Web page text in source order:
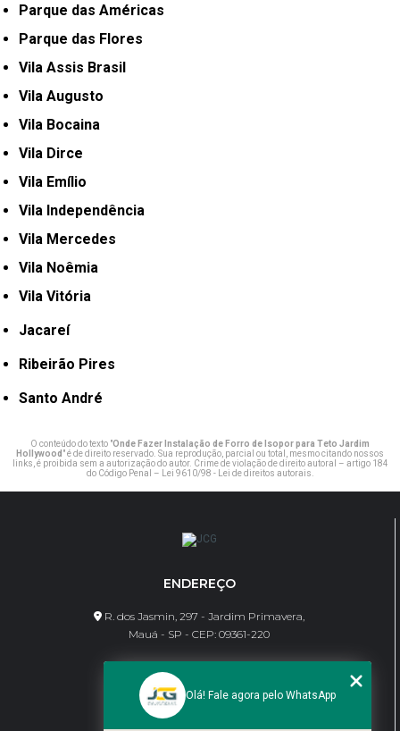
Parque das Américas
Parque das Flores
Vila Assis Brasil
Vila Augusto
Vila Bocaina
Vila Dirce
Vila Emílio
Vila Independência
Vila Mercedes
Vila Noêmia
Vila Vitória
Jacareí
Ribeirão Pires
Santo André
O conteúdo do texto "Onde Fazer Instalação de Forro de Isopor para Teto Jardim
Hollywood " é de direito reservado. Sua reprodução, parcial ou total, mesmo citando nossos
links, é proibida sem a autorização do autor. Crime de violação de direito autoral – artigo 184
do Código Penal –
Lei 9610/98 - Lei de direitos autorais
ENDEREÇO
R. dos Jasmin, 297 - Jardim Primavera,
Mauá - SP - CEP: 09361-220
CONTATO
(11) 95462-8630
Olá! Fale agora pelo WhatsApp